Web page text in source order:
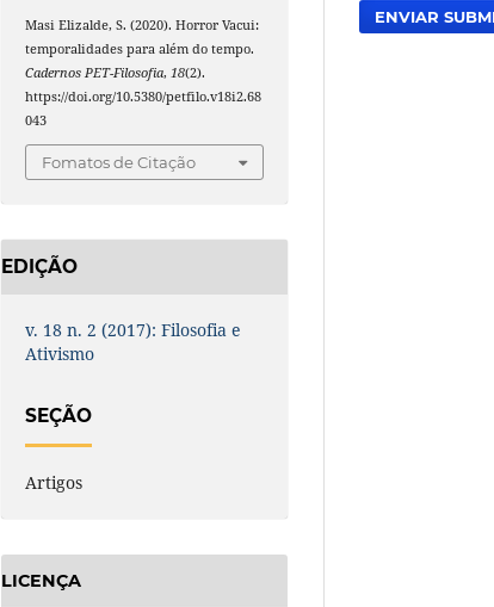
Masi Elizalde, S. (2020). Horror Vacui:
temporalidades para além do tempo.
Cadernos PET-Filosofia,18(2).
https://doi.org/10.5380/petfilo.v18i2.68
043
Fomatos de Citação
EDIÇÃO
v. 18 n. 2 (2017): Filosofia e
Ativismo
SEÇÃO
Artigos
LICENÇA
ENVIAR